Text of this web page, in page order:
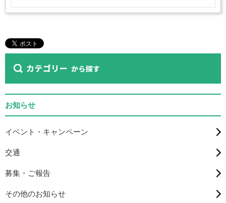
お知らせ
イベント・キャンペーン
交通
募集・ご報告
その他のお知らせ